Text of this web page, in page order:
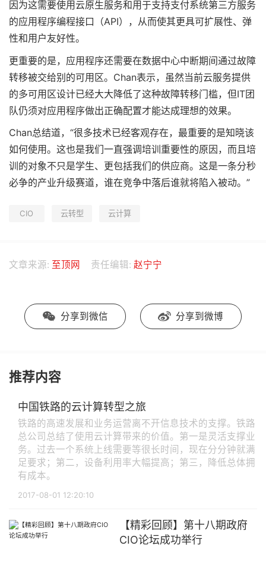
因为这需要使用云原生服务和用于支持支付系统第三方服务
的应用程序编程接口（API），从而使其更具可扩展性、弹
性和用户友好性。
更重要的是，应用程序还需要在数据中心中断期间通过故障
转移被交给别的可用区。Chan表示，虽然当前云服务提供
的多可用区设计已经大大降低了这种故障转移门槛，但IT团
队仍须对应用程序做出正确配置才能达成理想的效果。
Chan总结道，“很多技术已经客观存在，最重要的是知晓该
如何使用。这也是我们一直强调培训重要性的原因，而且培
训的对象不只是学生、更包括我们的供应商。这是一条分秒
必争的产业升级赛道，谁在竞争中落后谁就将陷入被动。”
CIO 云转型 云计算
文章来源: 至顶网 责任编辑: 赵宁宁
分享到微信 分享到微博
推荐内容
中国铁路的云计算转型之旅
铁路的高速发展和业务运营离不开信息技术的支撑。铁路
总公司总结了使用云计算带来的价值。第一是灵活支撑业
务。过去一个系统上线需要等很长时间，现在分分钟就满
足要求；第二，设备利用率大幅提高；第三，降低总体拥
有成本。
2017-08-01 12:20:10
【精彩回顾】第十八期政府
CIO论坛成功举行